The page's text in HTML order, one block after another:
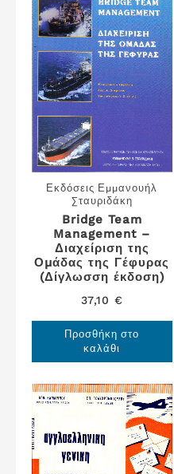
Εκδόσεις Εμμανουήλ
Σταυριδάκη
Bridge Team
Management –
Διαχείριση της
Ομάδας της Γέφυρας
(Δίγλωσση έκδοση)
37,10 €
Προσθήκη στο
καλάθι